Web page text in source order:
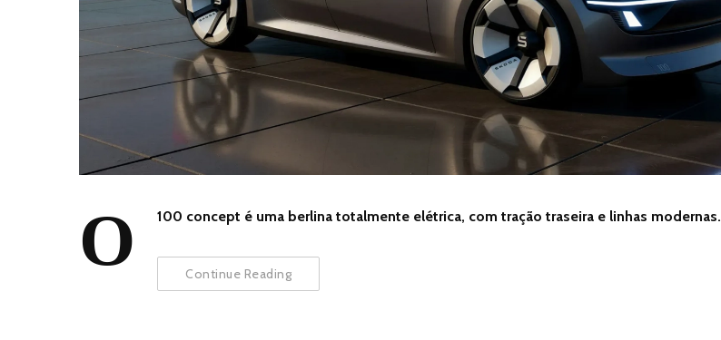
O 100 concept é uma berlina totalmente elétrica, com tração traseira e linhas modernas.
Continue Reading